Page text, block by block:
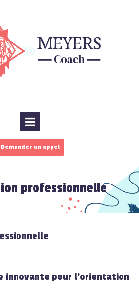
Demander un appel
professionnelle
innovante pour l'orientation